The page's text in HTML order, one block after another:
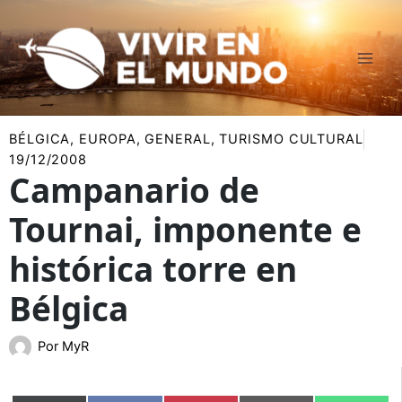
al
contenido
BÉLGICA, EUROPA,GENERAL,TURISMO CULTURAL
19/12/2008
Campanario de
Tournai, imponente e
histórica torre en
Bélgica
Por MyR